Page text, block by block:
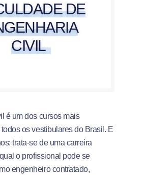
DE
CIVIL
é um dos cursos mais
os vestibulares do Brasil. E
trata-se de uma carreira
o profissional pode se
engenheiro contratado,